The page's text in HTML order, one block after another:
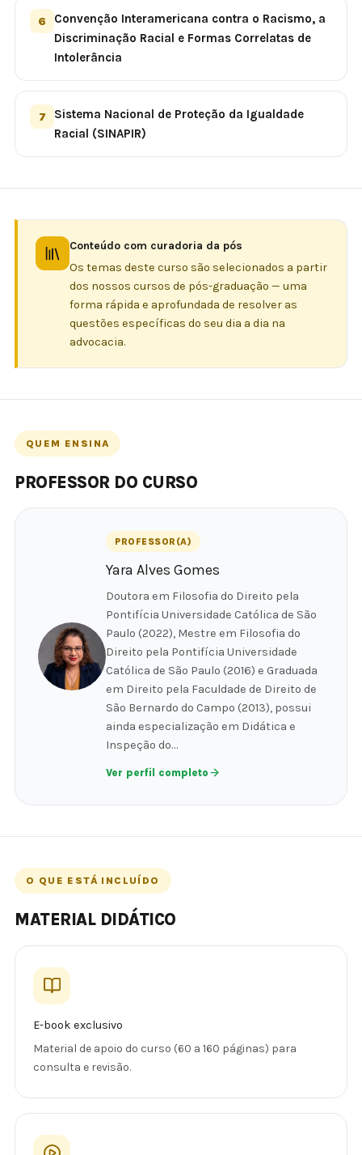
6
Convenção Interamericana contra o Racismo, a
Discriminação Racial e Formas Correlatas de
Intolerância
7
Sistema Nacional de Proteção da Igualdade
Racial (SINAPIR)
Conteúdo com curadoria da pós
Os temas deste curso são selecionados a partir
dos nossos cursos de pós-graduação — uma
forma rápida e aprofundada de resolver as
questões específicas do seu dia a dia na
advocacia.
QUEM ENSINA
PROFESSOR DO CURSO
PROFESSOR(A)
Yara Alves Gomes
Doutora em Filosofia do Direito pela
Pontifícia Universidade Católica de São
Paulo (2022), Mestre em Filosofia do
Direito pela Pontifícia Universidade
Católica de São Paulo (2016) e Graduada
em Direito pela Faculdade de Direito de
São Bernardo do Campo (2013), possui
ainda especialização em Didática e
Inspeção do…
Ver perfil completo
O QUE ESTÁ INCLUÍDO
MATERIAL DIDÁTICO
E-book exclusivo
Material de apoio do curso (60 a 160 páginas) para
consulta e revisão.